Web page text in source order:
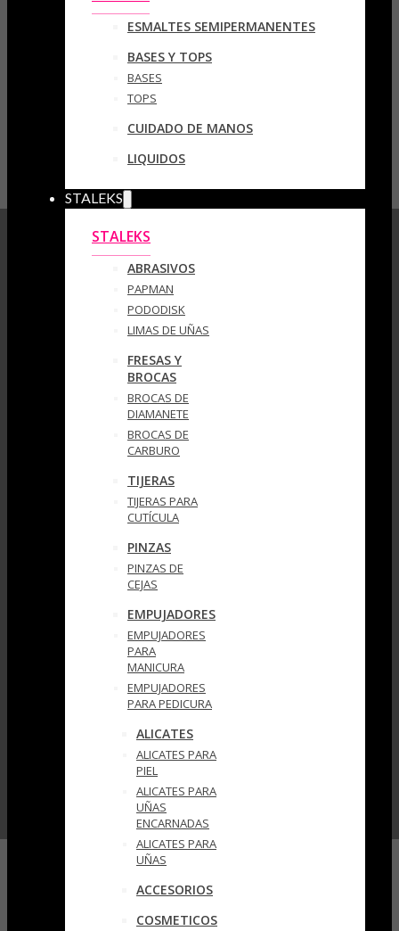
ESMALTES SEMIPERMANENTES
BASES Y TOPS
BASES
TOPS
CUIDADO DE MANOS
LIQUIDOS
STALEKS
STALEKS
ABRASIVOS
PAPMAN
PODODISK
LIMAS DE UÑAS
FRESAS Y
BROCAS
BROCAS DE
DIAMANETE
BROCAS DE
CARBURO
TIJERAS
TIJERAS PARA
CUTÍCULA
PINZAS
PINZAS DE
CEJAS
EMPUJADORES
EMPUJADORES
PARA
MANICURA
EMPUJADORES
PARA PEDICURA
ALICATES
ALICATES PARA
PIEL
ALICATES PARA
UÑAS
ENCARNADAS
ALICATES PARA
UÑAS
ACCESORIOS
COSMETICOS